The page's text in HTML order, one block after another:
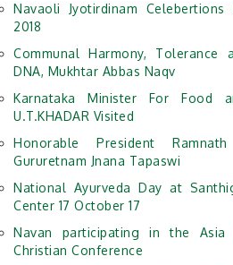
Navaoli Jyotirdinam
2018
Communal Harmony, Tolerance
DNA, Mukhtar Abbas Naqv
Karnataka Minister For Food
U.T.KHADAR Visited
Honorable President
Gururetnam Jnana Tapaswi
National Ayurveda Day at
Center 17 October 17
Navan participating in the Asia
Christian Conference